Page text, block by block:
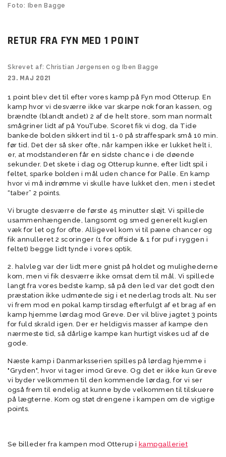
Foto: Iben Bagge
RETUR FRA FYN MED 1 POINT
Skrevet af: Christian Jørgensen og Iben Bagge
23. MAJ 2021
1 point blev det til efter vores kamp på Fyn mod Otterup. En
kamp hvor vi desværre ikke var skarpe nok foran kassen, og
brændte (blandt andet) 2 af de helt store, som man normalt
smågriner lidt af på YouTube. Scoret fik vi dog, da Tide
bankede bolden sikkert ind til 1-0 på straffespark små 10 min.
før tid. Det der så sker ofte, når kampen ikke er lukket helt i,
er, at modstanderen får en sidste chance i de døende
sekunder. Det skete i dag og Otterup kunne, efter lidt spil i
feltet, sparke bolden i mål uden chance for Palle. En kamp
hvor vi må indrømme vi skulle have lukket den, men i stedet
“taber” 2 points.
Vi brugte desværre de første 45 minutter sløjt. Vi spillede
usammenhængende, langsomt og smed generelt kuglen
væk for let og for ofte. Alligevel kom vi til pæne chancer og
fik annulleret 2 scoringer (1 for offside & 1 for puf i ryggen i
feltet) begge lidt tynde i vores optik.
2. halvleg var der lidt mere gnist på holdet og mulighederne
kom, men vi fik desværre ikke omsat dem til mål. Vi spillede
langt fra vores bedste kamp, så på den led var det godt den
præstation ikke udmøntede sig i et nederlag trods alt. Nu ser
vi frem mod en pokal kamp tirsdag efterfulgt af et brag af en
kamp hjemme lørdag mod Greve. Der vil blive jagtet 3 points
for fuld skrald igen. Der er heldigvis masser af kampe den
nærmeste tid, så dårlige kampe kan hurtigt viskes ud af de
gode.
Næste kamp i Danmarksserien spilles på lørdag hjemme i
"Gryden", hvor vi tager imod Greve. Og det er ikke kun Greve
vi byder velkommen til den kommende lørdag, for vi ser
også frem til endelig at kunne byde velkommen til tilskuere
på lægterne. Kom og støt drengene i kampen om de vigtige
points.
Se billeder fra kampen mod Otterup i kampgalleriet